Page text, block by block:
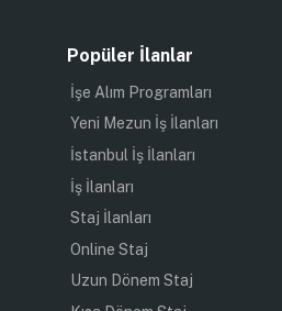
Popüler İlanlar
İşe Alım Programları
Yeni Mezun İş İlanları
İstanbul İş İlanları
İş İlanları
Staj İlanları
Online Staj
Uzun Dönem Staj